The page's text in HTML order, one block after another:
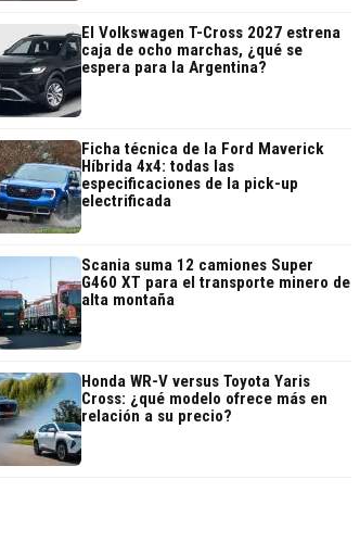
El Volkswagen T-Cross 2027 estrena
caja de ocho marchas, ¿qué se
espera para la Argentina?
Ficha técnica de la Ford Maverick
Híbrida 4x4: todas las
especificaciones de la pick-up
electrificada
Scania suma 12 camiones Super
G460 XT para el transporte minero de
alta montaña
Honda WR-V versus Toyota Yaris
Cross: ¿qué modelo ofrece más en
relación a su precio?